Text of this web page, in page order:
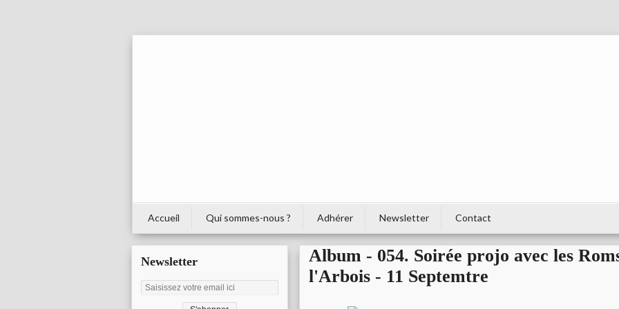
Accueil Qui sommes-nous ? Adhérer Newsletter Contact
Newsletter
Album - 054. Soirée projo avec les
l'Arbois - 11 Septemtre